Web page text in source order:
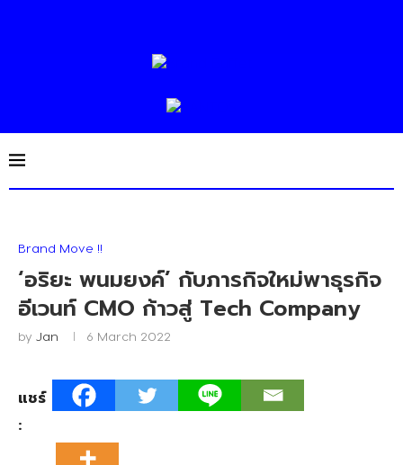
Brand Move !!
‘อริยะ พนมยงค์’ กับภารกิจใหม่พาธุรกิจ
อีเวนท์ CMO ก้าวสู่ Tech Company
by Jan 6 March 2022
แชร์
: